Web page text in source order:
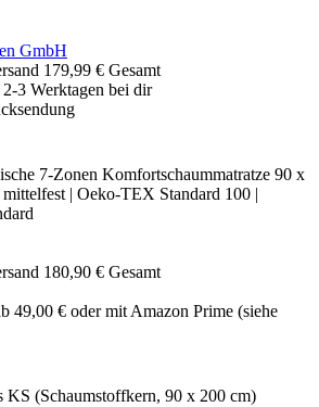
GmbH
179,99 € Gesamt
3 Werktagen bei dir
7-Zonen Komfortschaummatratze 90 x
| Oeko-TEX Standard 100 |
180,90 € Gesamt
49,00 € oder mit Amazon Prime (siehe
KS (Schaumstoffkern, 90 x 200 cm)